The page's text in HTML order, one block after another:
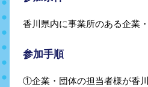
香川県内に事業所のある企業
参加手順
①企業・団体の担当者様が香